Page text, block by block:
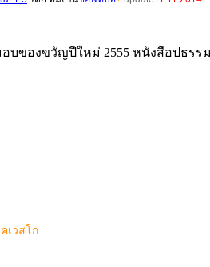
บของขวัญปีใหม่ 2555 หนังสือปธรร
เวสโก